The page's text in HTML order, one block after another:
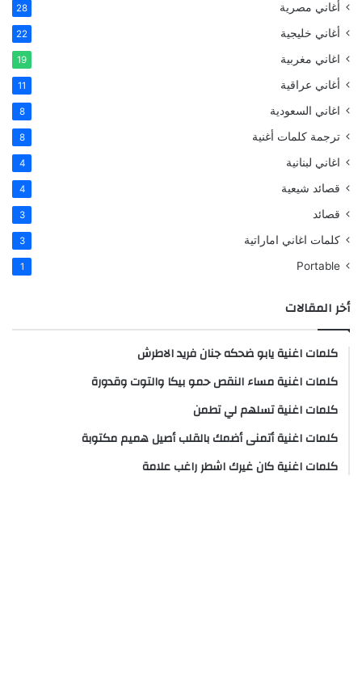
أغاني مصرية 28
أغاني خليجية 22
اغاني مغربية 19
أغاني عراقية 11
اغاني السعودية 8
ترجمة كلمات أغنية 8
اغاني لبنانية 4
قصائد شيعية 4
قصائد 3
كلمات اغاني اماراتية 3
Portable
1
أخر المقالات
كلمات اغنية يابو ضحكه جنان فريد الاطرش
كلمات اغنية مساء النقص حمو بيكا والتوت وقدورة
كلمات اغنية تسلهم لي تطمن
كلمات اغنية أتمنى أضمك بالقلب أصيل هميم مكتوبة
كلمات اغنية كان غيرك اشطر راغب علامة